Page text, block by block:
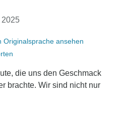
Originalsprache ansehen
die uns den Geschmack
brachte. Wir sind nicht nur